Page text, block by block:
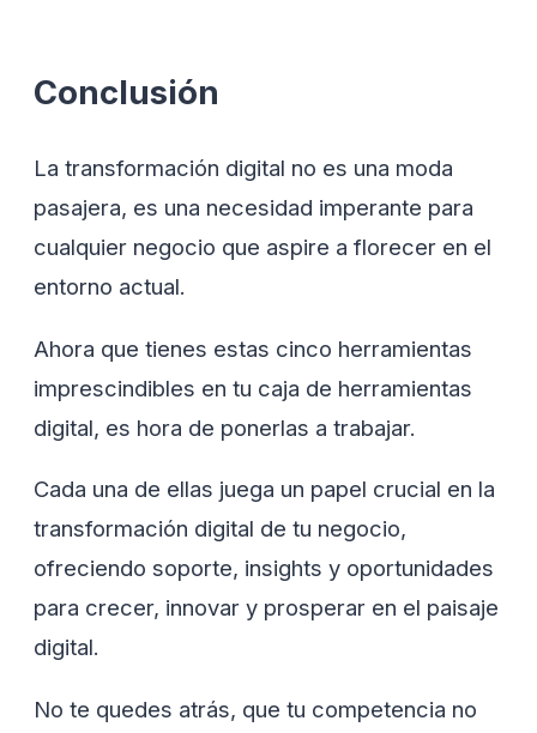
Conclusión
La transformación digital no es una moda
pasajera, es una necesidad imperante para
cualquier negocio que aspire a florecer en el
entorno actual.
Ahora que tienes estas cinco herramientas
imprescindibles en tu caja de herramientas
digital, es hora de ponerlas a trabajar.
Cada una de ellas juega un papel crucial en la
transformación digital de tu negocio,
ofreciendo soporte, insights y oportunidades
para crecer, innovar y prosperar en el paisaje
digital.
No te quedes atrás, que tu competencia no